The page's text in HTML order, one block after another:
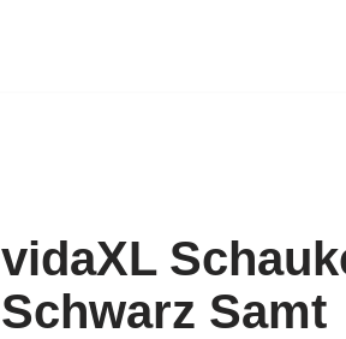
vidaXL
Schwarz Samt